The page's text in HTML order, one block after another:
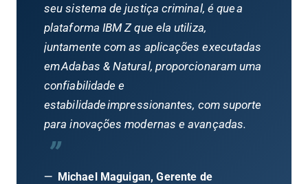
seu sistema de justiça criminal, é que a
plataforma IBM Z que ela utiliza,
juntamente com as aplicações executadas
em Adabas & Natural, proporcionaram uma
confiabilidade e
estabilidade impressionantes, com suporte
para inovações modernas e avançadas.
”
— Michael Maguigan, Gerente de